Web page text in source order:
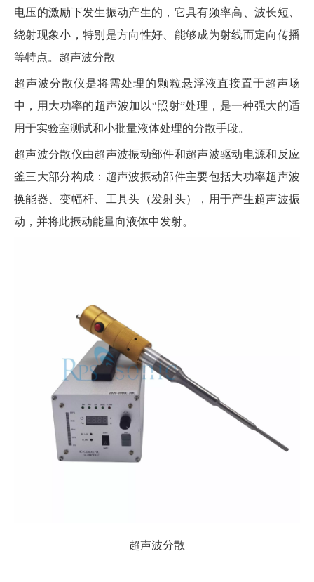
电压的激励下发生振动产生的，它具有频率高、波长短、
绕射现象小，特别是方向性好、能够成为射线而定向传播
等特点。 超声波分散
超声波分散仪是将需处理的颗粒悬浮液直接置于超声场
中，用大功率的超声波加以“照射”处理，是一种强大的适
用于实验室测试和小批量液体处理的分散手段。
超声波分散仪由超声波振动部件和超声波驱动电源和反应
釜三大部分构成：超声波振动部件主要包括大功率超声波
换能器、变幅杆、工具头（发射头），用于产生超声波振
动，并将此振动能量向液体中发射。
超声波分散